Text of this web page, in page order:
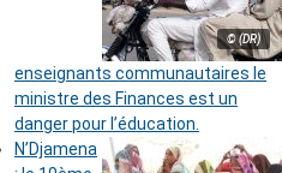
© (DR)
enseignants communautaires le
ministre des Finances est un
danger pour l’éducation.
N’Djamena